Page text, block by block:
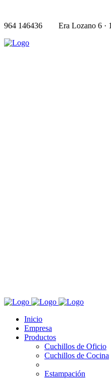
964 146436 Era Lozano 6 ·
Inicio
Empresa
Productos
Cuchillos de Oficio
Cuchillos de Cocina
Estampación